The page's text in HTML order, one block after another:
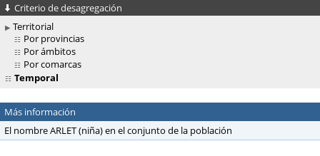
Criterio de desagregación
Territorial
Por provincias
Por ámbitos
Por comarcas
Temporal
Más información
El nombre ARLET (niña) en el conjunto de la población